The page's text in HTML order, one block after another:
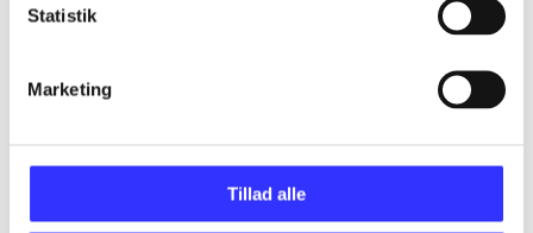
Statistik
Marketing
Tillad alle
Artikler